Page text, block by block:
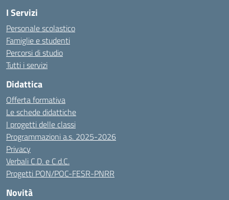
I Servizi
Personale scolastico
Famiglie e studenti
Percorsi di studio
Tutti i servizi
Didattica
Offerta formativa
Le schede didattiche
I progetti delle classi
Programmazioni a.s. 2025-2026
Privacy
Verbali C.D. e C.d.C.
Progetti PON/POC-FESR-PNRR
Novità